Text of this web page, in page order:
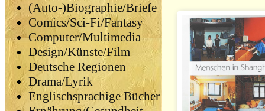
(Auto-)Biographie/Briefe
Comics/Sci-Fi/Fantasy
Computer/Multimedia
Design/Künste/Film
Deutsche Regionen
Drama/Lyrik
Englischsprachige Bücher